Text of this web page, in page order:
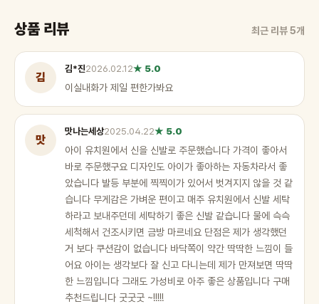
상품 리뷰 최근 리뷰 5개
김
김*진2026.02.12★ 5.0
이실내화가 제일 편한가봐요
맛
맛나는세상2025.04.22★ 5.0
아이 유치원에서 신을 신발로 주문했습니다 가격이 좋아서
바로 주문했구요 디자인도 아이가 좋아하는 자동차라서 좋
았습니다 발등 부분에 찍찍이가 있어서 벗겨지지 않을 것 같
습니다 무게감은 가벼운 편이고 매주 유치원에서 신발 세탁
하라고 보내주던데 세탁하기 좋은 신발 같습니다 물에 슥슥
세척해서 건조시키면 금방 마르네요 단점은 제가 생각했던
거 보다 쿠션감이 없습니다 바닥쪽이 약간 딱딱한 느낌이 들
어요 아이는 생각보다 잘 신고 다니는데 제가 만져보면 딱딱
한 느낌입니다 그래도 가성비로 아주 좋은 상품입니다 구매
추천드립니다 굿굿굿 ~!!!!!